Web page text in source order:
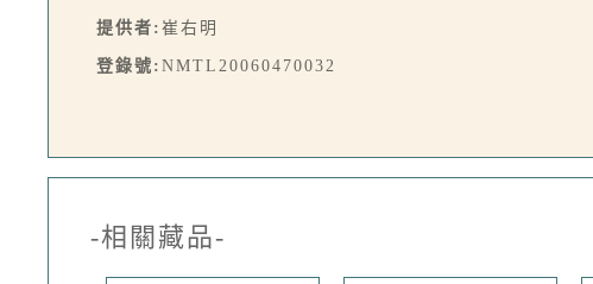
提供者: 崔右明
登錄號: NMTL20060470032
-相關藏品-